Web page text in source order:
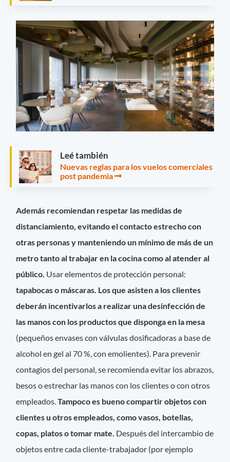
Leé también
Nuevas reglas para los vuelos comerciales
post pandemia
Además recomiendan respetar las medidas de
distanciamiento, evitando el contacto estrecho con
otras personas y manteniendo un mínimo de más de un
metro tanto al trabajar en la cocina como al atender al
público. Usar elementos de protección personal:
tapabocas o máscaras. Los que asisten a los clientes
deberán incentivarlos a realizar una desinfección de
las manos con los productos que disponga en la mesa
(pequeños envases con válvulas dosificadoras a base de
alcohol en gel al 70 %, con emolientes). Para prevenir
contagios del personal, se recomienda evitar los abrazos,
besos o estrechar las manos con los clientes o con otros
empleados.Tampoco es bueno compartir objetos con
clientes u otros empleados, como vasos, botellas,
copas, platos o tomar mate. Después del intercambio de
objetos entre cada cliente-trabajador (por ejemplo